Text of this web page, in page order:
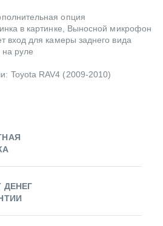
опция
в картинке, Выносной микрофон
вход для камеры заднего вида
руле
Toyota RAV4 (2009-2010)
ДЕНЕГ